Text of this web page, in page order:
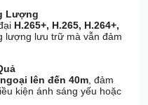
Lượng
H.265+, H.265, H.264+,
lượng lưu trữ mà vẫn đảm
lên đến 40m, đảm
kiện ánh sáng yếu hoặc